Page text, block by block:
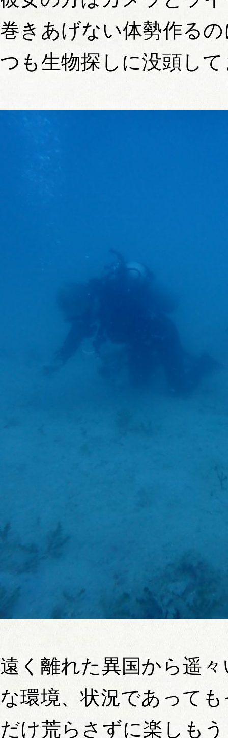
巻きあげない体勢作る
つも生物探しに没頭し
遠く離れた異国から遥
な環境、状況であって
だけ荒らさずに楽しも